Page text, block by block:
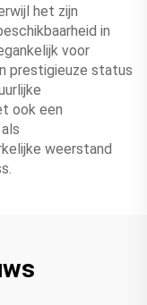
het zijn
in
voor
prestigieuze status
ook een
weerstand